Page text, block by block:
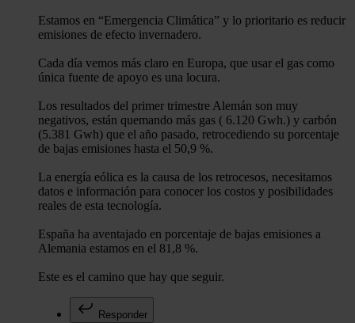
Estamos en “Emergencia Climática” y lo prioritario es reducir
emisiones de efecto invernadero.
Cada día vemos más claro en Europa, que usar el gas como
única fuente de apoyo es una locura.
Los resultados del primer trimestre Alemán son muy
negativos, están quemando más gas ( 6.120 Gwh.) y carbón
(5.381 Gwh) que el año pasado, retrocediendo su porcentaje
de bajas emisiones hasta el 50,9 %.
La energía eólica es la causa de los retrocesos, necesitamos
datos e información para conocer los costos y posibilidades
reales de esta tecnología.
España ha aventajado en porcentaje de bajas emisiones a
Alemania estamos en el 81,8 %.
Este es el camino que hay que seguir.
Responder